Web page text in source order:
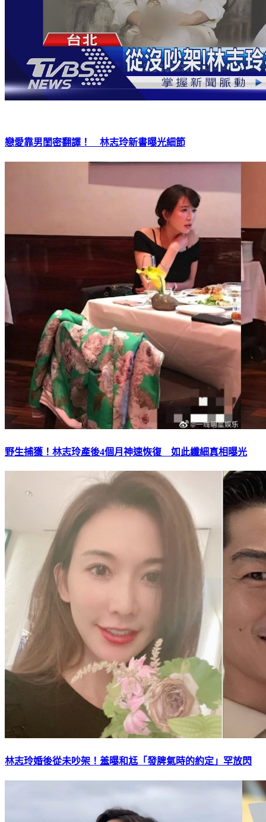
戀愛靠男閨密翻譯！ 林志玲新書曝光細節
野生捕獲！林志玲產後4個月神速恢復 如此纖細真相曝光
林志玲婚後從未吵架！羞曝和尪「發脾氣時的約定」罕放閃